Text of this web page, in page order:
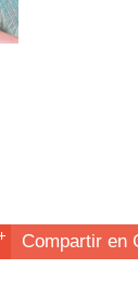
Compartir en